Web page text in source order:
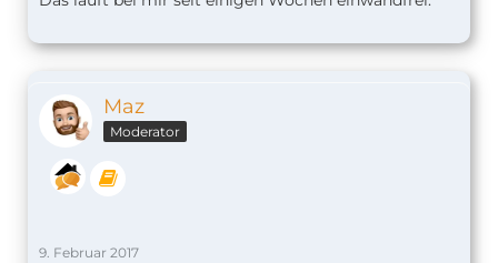
Maz
Moderator
9. Februar 2017